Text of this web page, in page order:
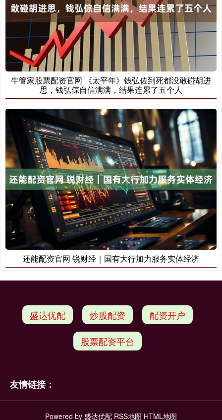
牛管家股票配资官网 《太平年》钱弘佐到死都没敢碰胡进
思，钱弘倧自信满满，结果连累了五个人
还能配资官网 锐财经｜国有大行加力服务实体经济
盛达优配 炒股配资 配资开户
股票配资平台
友情链接：
Powered by 盛达优配 RSS地图 HTML地图